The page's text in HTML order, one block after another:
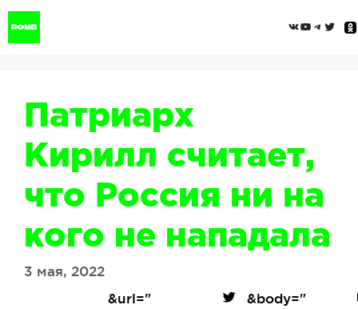
Перейти
Патриарх
Кирилл считает,
что Россия ни на
кого не нападала
3 мая, 2022
&url="
&body="